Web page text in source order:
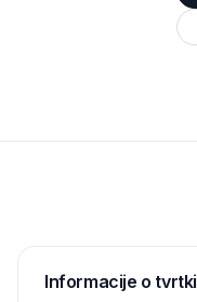
Informacije o tvrtki